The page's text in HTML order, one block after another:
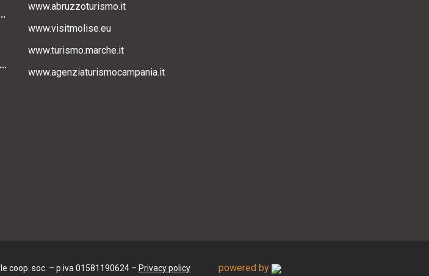
… caracciolini
FIESA Confesercenti Campania per il Cammino
www.abruzzoturismo.it
www.visitmolise.eu
www.turismo.marche.it
www.agenziaturismocampania.it
coop. soc. – p.iva 01581190624 – Privacy policy powered by